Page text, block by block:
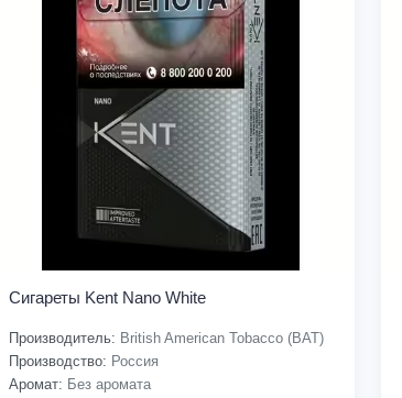
Сигареты Kent Nano White
Производитель: British American Tobacco (BAT)
Производство: Россия
Аромат: Без аромата